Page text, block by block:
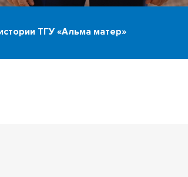
ТГУ «Альма матер»